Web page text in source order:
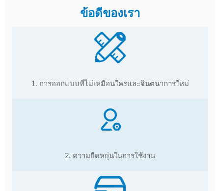
ข้อดีของเรา
1. การออกแบบที่ไม่เหมือนใครและจินตนาการใหม่
2. ความยืดหยุ่นในการใช้งาน